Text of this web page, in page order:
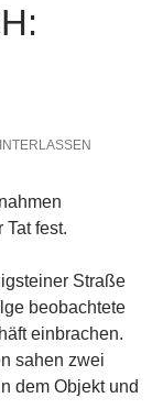
fest.
Straße
beobachtete
einbrachen.
sahen zwei
dem Objekt und